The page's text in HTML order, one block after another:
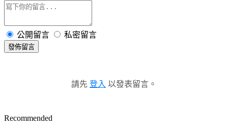
公開留言 私密留言
發佈留言
請先 登入 以發表留言。
Recommended